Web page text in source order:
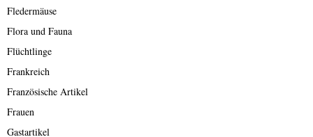
Fledermäuse
Flora und Fauna
Flüchtlinge
Frankreich
Französische Artikel
Frauen
Gastartikel